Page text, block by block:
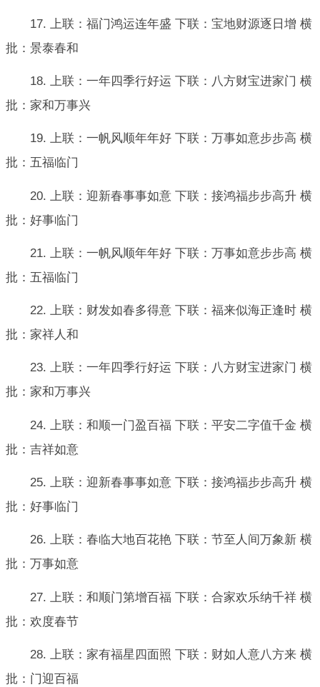
17. 上联：福门鸿运连年盛 下联：宝地财源逐日增 横
批：景泰春和
18. 上联：一年四季行好运 下联：八方财宝进家门 横
批：家和万事兴
19. 上联：一帆风顺年年好 下联：万事如意步步高 横
批：五福临门
20. 上联：迎新春事事如意 下联：接鸿福步步高升 横
批：好事临门
21. 上联：一帆风顺年年好 下联：万事如意步步高 横
批：五福临门
22. 上联：财发如春多得意 下联：福来似海正逢时 横
批：家祥人和
23. 上联：一年四季行好运 下联：八方财宝进家门 横
批：家和万事兴
24. 上联：和顺一门盈百福 下联：平安二字值千金 横
批：吉祥如意
25. 上联：迎新春事事如意 下联：接鸿福步步高升 横
批：好事临门
26. 上联：春临大地百花艳 下联：节至人间万象新 横
批：万事如意
27. 上联：和顺门第增百福 下联：合家欢乐纳千祥 横
批：欢度春节
28. 上联：家有福星四面照 下联：财如人意八方来 横
批：门迎百福